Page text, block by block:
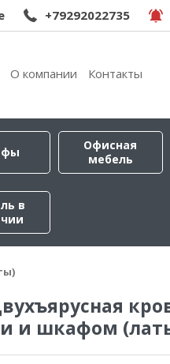
+79292022735
О компании Контакты
Офисная
мебель
в
и шкафом